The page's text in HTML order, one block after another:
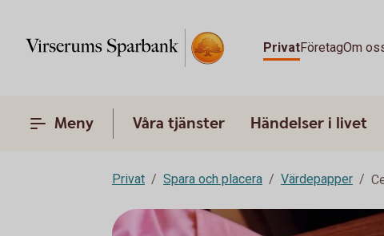
PrivatFöretagOm
Meny Våra tjänster Händelser i livet
Privat Spara och placera Värdepapper